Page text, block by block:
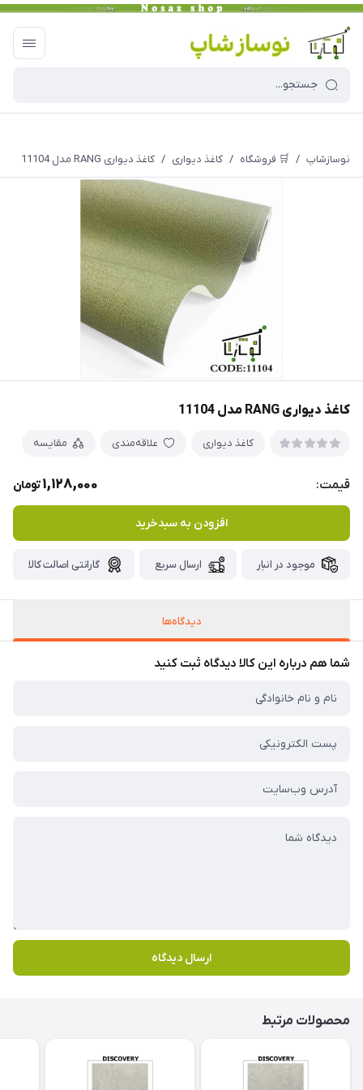
نوسازشاپ / 🛒 فروشگاه / کاغذ دیواری / کاغذ دیواری RANG مدل 11104
کاغذ دیواری RANG مدل 11104
کاغذ دیواری علاقه‌مندی مقایسه
قیمت: 1,128,000تومان
افزودن به سبدخرید
موجود در انبار ارسال سریع گارانتی اصالت کالا
دیدگاه‌ها
شما هم درباره این کالا دیدگاه ثبت کنید
ارسال دیدگاه
محصولات مرتبط